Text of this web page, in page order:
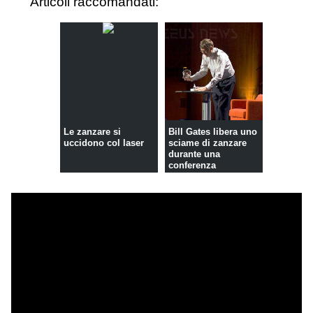
Le zanzare si
uccidono col laser
Bill Gates libera uno
sciame di zanzare
durante una
conferenza